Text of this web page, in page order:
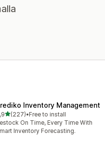
Inventory Management
/ 5 tähteä
(227)
arvostelua yhteensä
•Free to install
On Time, Every Time With
Inventory Forecasting.